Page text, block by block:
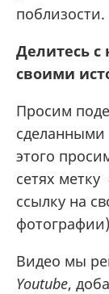
поблизости.
Делитесь
своими
Просим
сделанными
этого
сетях
ссылку на
Видео мы
Youtube,